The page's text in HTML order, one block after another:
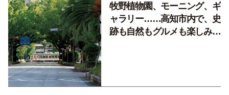
牧野植物園、モーニング、ギ
ャラリー……高知市内で、史
跡も自然もグルメも楽しみ尽